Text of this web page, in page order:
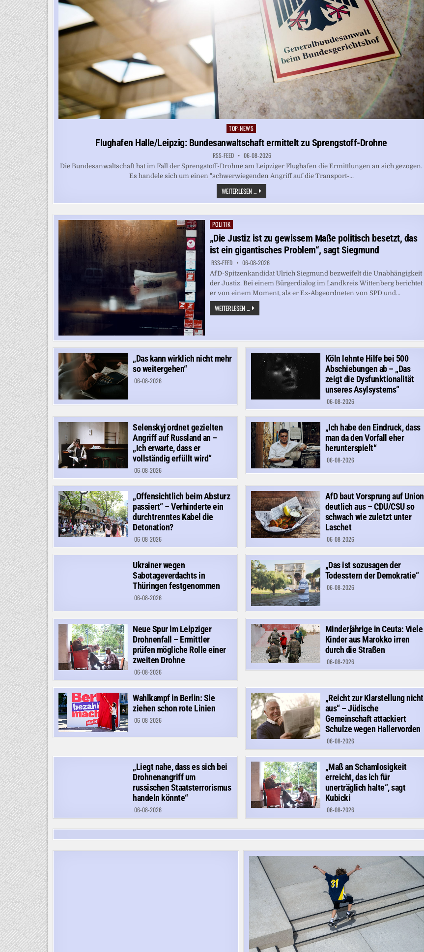
Posted
TOP-NEWS
Flughafen Halle/Leipzig: Bundesanwaltschaft ermittelt zu Sprengstoff-Drohne
RSS-FEED 06-08-2026
Die Bundesanwaltschaft hat im Fall der Sprengstoff-Drohne am Leipziger Flughafen die Ermittlungen an sich gezogen.
Es handele sich um einen "schwerwiegenden Angriff auf die Transport-...
WEITERLESEN ... FLUGHAFEN
HALLE/LEIPZIG:
BUNDESANWALTSCHAFT
ZU
Posted
in
POLITIK
„Die Justiz ist zu gewissem Maße politisch besetzt, das
ist ein gigantisches Problem“, sagt Siegmund
RSS-FEED 06-08-2026
AfD-Spitzenkandidat Ulrich Siegmund bezweifelt die Unabhängigkeit
der Justiz. Bei einem Bürgerdialog im Landkreis Wittenberg berichtet
er von einem Moment, als er Ex-Abgeordneten von SPD und...
WEITERLESEN ... „DIE
JUSTIZ
MASSE P
OLITISCH B
ESETZT, D
IGANTISCHES P
ROBLEM“, S
AGT S
„Das kann wirklich nicht mehr
so weitergehen“
06-08-2026
Köln lehnte Hilfe bei 500
Abschiebungen ab – „Das
zeigt die Dysfunktionalität
unseres Asylsystems“
06-08-2026
Selenskyj ordnet gezielten
Angriff auf Russland an –
„Ich erwarte, dass er
vollständig erfüllt wird“
06-08-2026
„Ich habe den Eindruck, dass
man da den Vorfall eher
herunterspielt“
06-08-2026
„Offensichtlich beim Absturz
passiert“ – Verhinderte ein
durchtrenntes Kabel die
Detonation?
06-08-2026
AfD baut Vorsprung auf Union
deutlich aus – CDU/CSU so
schwach wie zuletzt unter
Laschet
06-08-2026
Ukrainer wegen
Sabotageverdachts in
Thüringen festgenommen
06-08-2026
„Das ist sozusagen der
Todesstern der Demokratie“
06-08-2026
Neue Spur im Leipziger
Drohnenfall – Ermittler
prüfen mögliche Rolle einer
zweiten Drohne
06-08-2026
Minderjährige in Ceuta: Viele
Kinder aus Marokko irren
durch die Straßen
06-08-2026
Wahlkampf in Berlin: Sie
ziehen schon rote Linien
06-08-2026
„Reicht zur Klarstellung nicht
aus“ – Jüdische
Gemeinschaft attackiert
Schulze wegen Hallervorden
06-08-2026
„Liegt nahe, dass es sich bei
Drohnenangriff um
russischen Staatsterrorismus
handeln könnte“
06-08-2026
„Maß an Schamlosigkeit
erreicht, das ich für
unerträglich halte“, sagt
Kubicki
06-08-2026